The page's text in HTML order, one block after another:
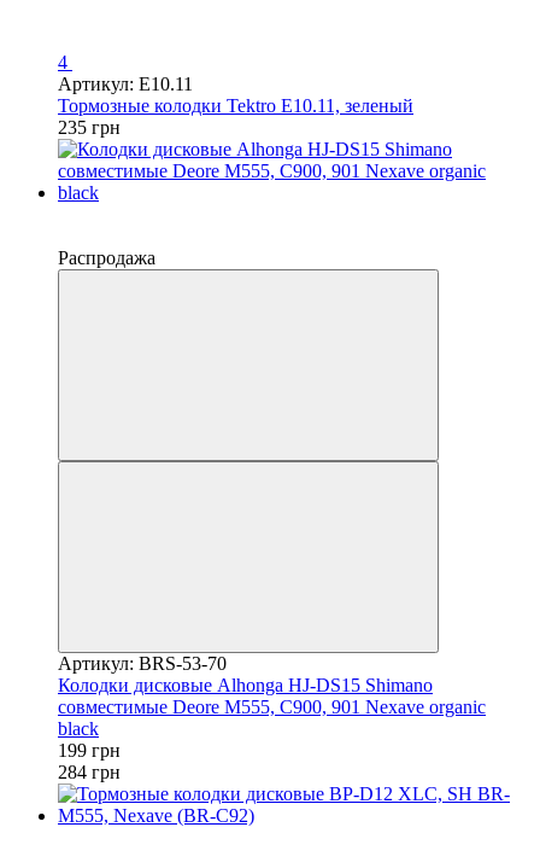
4
Артикул: E10.11
Тормозные колодки Tektro E10.11, зеленый
235 грн
Распродажа
Артикул: BRS-53-70
Колодки дисковые Alhonga HJ-DS15 Shimano
совместимые Deore M555, C900, 901 Nexave organic
black
199 грн
284 грн